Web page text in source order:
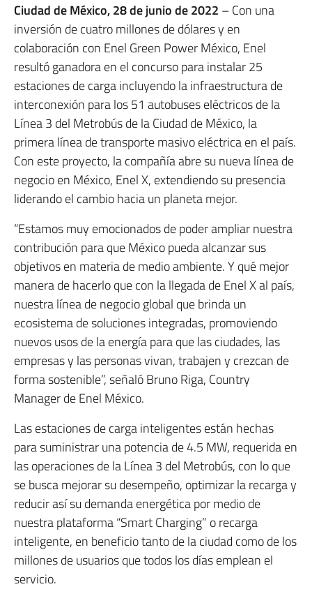
Ciudad de México, 28 de junio de 2022 – Con una
inversión de cuatro millones de dólares y en
colaboración con Enel Green Power México, Enel
resultó ganadora en el concurso para instalar 25
estaciones de carga incluyendo la infraestructura de
interconexión para los 51 autobuses eléctricos de la
Línea 3 del Metrobús de la Ciudad de México, la
primera línea de transporte masivo eléctrica en el país.
Con este proyecto, la compañía abre su nueva línea de
negocio en México, Enel X, extendiendo su presencia
liderando el cambio hacia un planeta mejor.
“Estamos muy emocionados de poder ampliar nuestra
contribución para que México pueda alcanzar sus
objetivos en materia de medio ambiente. Y qué mejor
manera de hacerlo que con la llegada de Enel X al país,
nuestra línea de negocio global que brinda un
ecosistema de soluciones integradas, promoviendo
nuevos usos de la energía para que las ciudades, las
empresas y las personas vivan, trabajen y crezcan de
forma sostenible”, señaló Bruno Riga, Country
Manager de Enel México.
Las estaciones de carga inteligentes están hechas
para suministrar una potencia de 4.5 MW, requerida en
las operaciones de la Línea 3 del Metrobús, con lo que
se busca mejorar su desempeño, optimizar la recarga y
reducir así su demanda energética por medio de
nuestra plataforma “Smart Charging” o recarga
inteligente, en beneficio tanto de la ciudad como de los
millones de usuarios que todos los días emplean el
servicio.